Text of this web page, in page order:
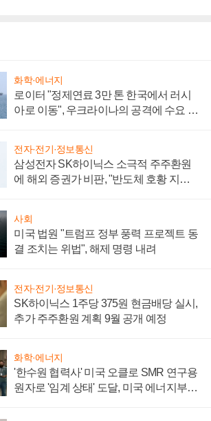
화학·에너지
로이터 "정제연료 3만 톤 한국에서 러시
아로 이동", 우크라이나의 공격에 수요 늘
전자·전기·정보통신
삼성전자 SK하이닉스 소극적 주주환원
에 해외 증권가 비판, "반도체 호황 지속
사회
미국 법원 "트럼프 정부 풍력 프로젝트 동
결 조치는 위법", 해제 명령 내려
전자·전기·정보통신
SK하이닉스 1주당 375원 현금배당 실시,
추가 주주환원 계획 9월 공개 예정
화학·에너지
'한수원 협력사' 미국 오클로 SMR 연구용
원자로 '임계 상태' 도달, 미국 에너지부